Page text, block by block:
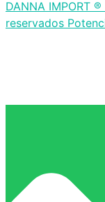
DANNA IMPORT
reservados